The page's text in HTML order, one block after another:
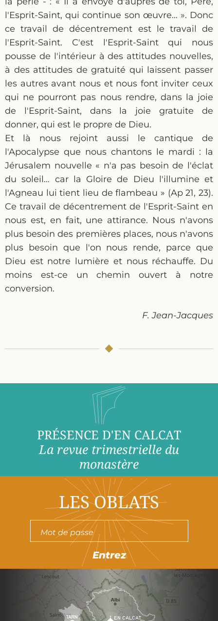
l'Esprit-Saint, qui continue son œuvre… ». Donc
ce travail de décentrement est le travail de
l'Esprit-Saint. C'est l'Esprit-Saint qui nous
pousse de l'intérieur à des attitudes nouvelles,
à des attitudes de gratuité qui laissent passer
les autres avant nous et nous font inviter ceux
qui ne pourront pas nous rendre, dans la joie
de l'Esprit-Saint, dans la joie gratuite de
donner, qui est le propre de Dieu.
Et là nous rejoint aussi le cantique de
l'Apocalypse que nous chantons le mardi : la
Jérusalem nouvelle « n'a pas besoin de l'éclat
du soleil… car la Gloire de Dieu l'illumine et
l'Agneau lui tient lieu de flambeau » (Ap 21, 23).
Ce travail de décentrement de l'Esprit-Saint en
nous est, en fait, une attirance. Nous n'avons
plus besoin des premières places, nous n'avons
plus besoin que l'on nous rende, parce que
Dieu est notre lumière et nous réchauffe. Du
moins est-ce un chemin ouvert à notre
conversion.
F. Jean-Jacques
PRÉSENCE D'EN CALCAT
La revue trimestrielle du
monastère
LES OBLATS
Entrez